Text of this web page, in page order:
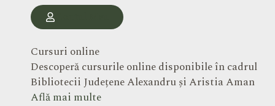
Cursuri online
Descoperă cursurile online disponibile în cadrul
Bibliotecii Județene Alexandru și Aristia Aman
Află mai multe